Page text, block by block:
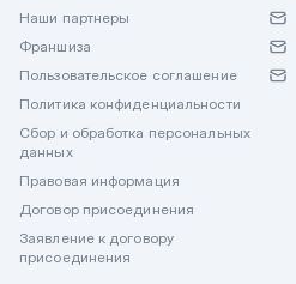
Наши партнеры
Франшиза
Пользовательское соглашение
Политика конфиденциальности
Сбор и обработка персональных
данных
Правовая информация
Договор присоединения
Заявление к договору
присоединения